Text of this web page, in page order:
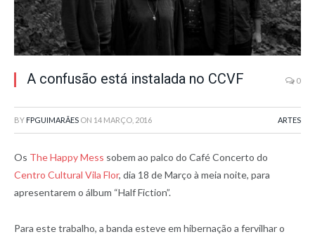
A confusão está instalada no CCVF 0
BY FPGUIMARÃES ON 14 MARÇO, 2016 ARTES
Os The Happy Mess sobem ao palco do Café Concerto do
Centro Cultural Vila Flor, dia 18 de Março à meia noite, para
apresentarem o álbum “Half Fiction”.
Para este trabalho, a banda esteve em hibernação a fervilhar o